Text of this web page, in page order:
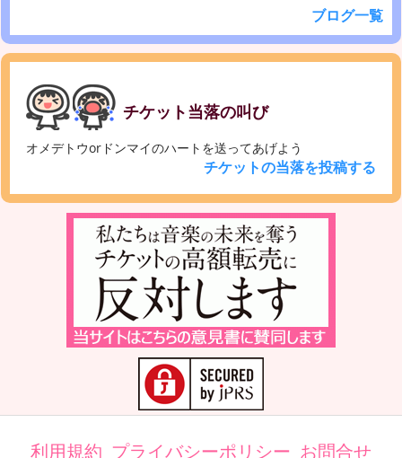
ブログ一覧
チケット当落の叫び
オメデトウorドンマイのハートを送ってあげよう
チケットの当落を投稿する
利用規約 プライバシーポリシー お問合せ